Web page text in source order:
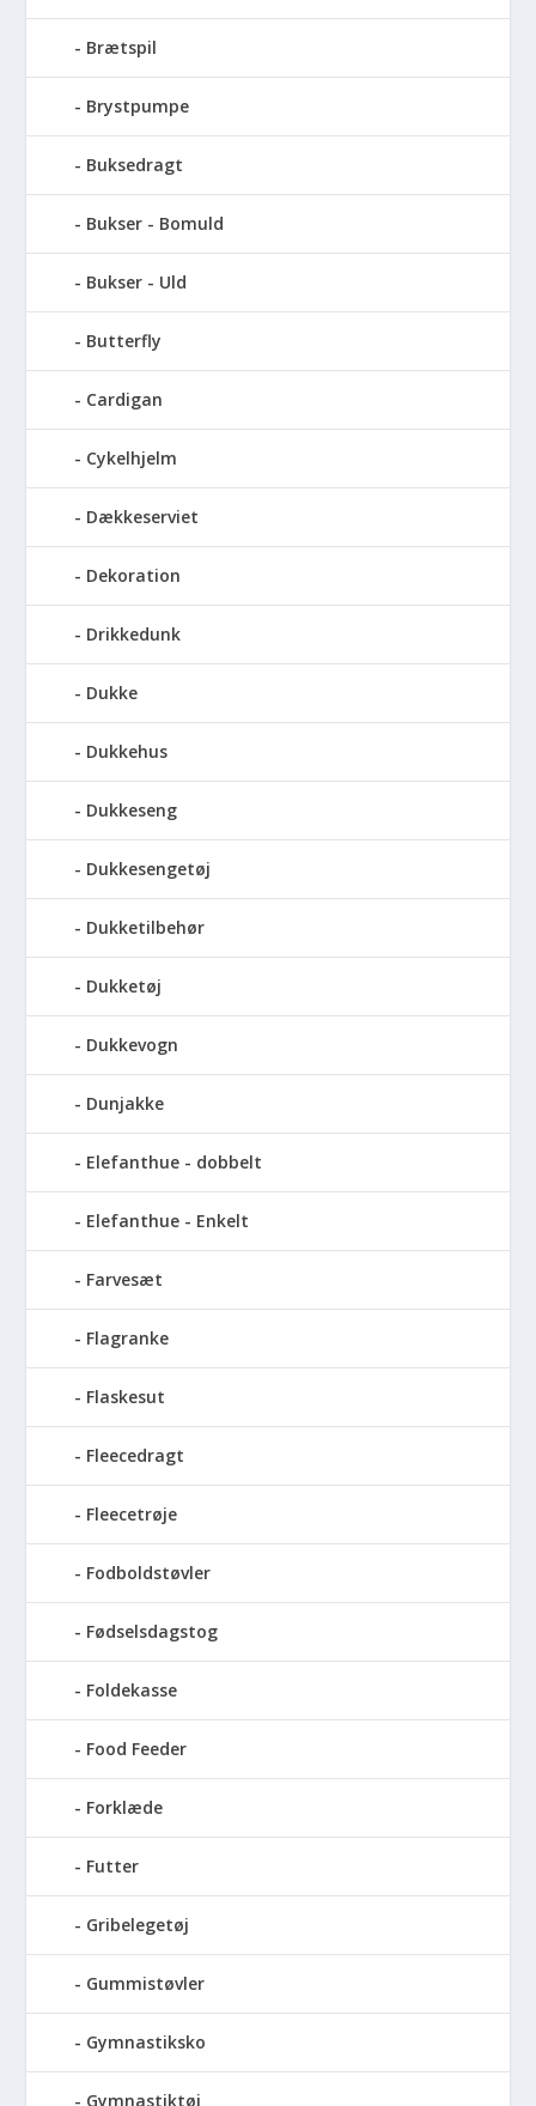
Brætspil
Brystpumpe
Buksedragt
Bukser - Bomuld
Bukser - Uld
Butterfly
Cardigan
Cykelhjelm
Dækkeserviet
Dekoration
Drikkedunk
Dukke
Dukkehus
Dukkeseng
Dukkesengetøj
Dukketilbehør
Dukketøj
Dukkevogn
Dunjakke
Elefanthue - dobbelt
Elefanthue - Enkelt
Farvesæt
Flagranke
Flaskesut
Fleecedragt
Fleecetrøje
Fodboldstøvler
Fødselsdagstog
Foldekasse
Food Feeder
Forklæde
Futter
Gribelegetøj
Gummistøvler
Gymnastiksko
Gymnastiktøj